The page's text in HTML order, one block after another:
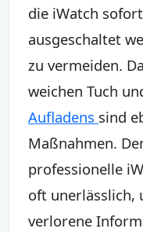
die iWatch
ausgeschaltet
zu vermeiden.
weichen Tuch
Aufladens sind
Maßnahmen.
professionelle
oft unerlässlich,
verlorene